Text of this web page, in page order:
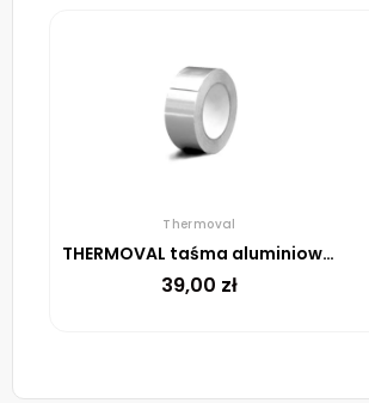
Thermoval
THERMOVAL taśma aluminiowa samoprzylepna, 48 mm, rolka 45 m
39,00 zł